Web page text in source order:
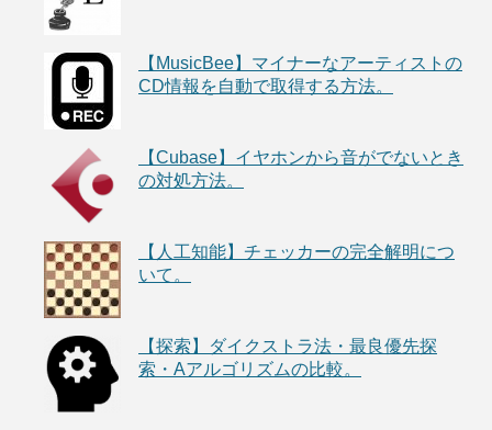
【MusicBee】マイナーなアーティストの
CD情報を自動で取得する方法。
【Cubase】イヤホンから音がでないとき
の対処方法。
【人工知能】チェッカーの完全解明につ
いて。
【探索】ダイクストラ法・最良優先探
索・Aアルゴリズムの比較。